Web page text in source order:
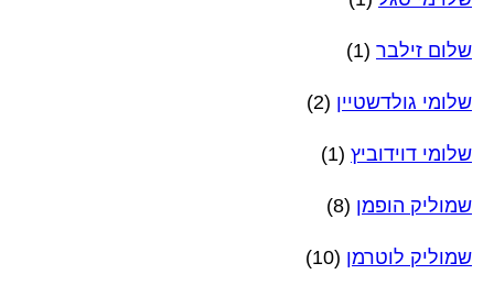
שלום זילבר (1)
שלומי גולדשטיין (2)
שלומי דוידוביץ (1)
שמוליק הופמן (8)
שמוליק לוטרמן (10)